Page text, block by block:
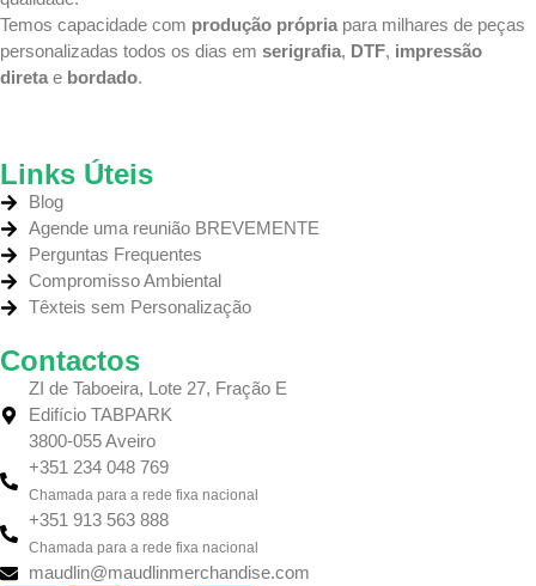
Temos capacidade com produção própria para milhares de peças
personalizadas todos os dias em serigrafia, DTF, impressão
direta e bordado.
Links Úteis
Blog
Agende uma reunião BREVEMENTE
Perguntas Frequentes
Compromisso Ambiental
Têxteis sem Personalização
Contactos
ZI de Taboeira, Lote 27, Fração E
Edifício TABPARK
3800-055 Aveiro
+351 234 048 769
Chamada para a rede fixa nacional
+351 913 563 888
Chamada para a rede fixa nacional
maudlin@maudlinmerchandise.com